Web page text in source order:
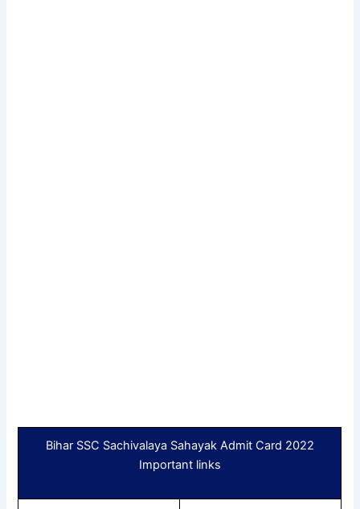
Bihar SSC Sachivalaya Sahayak Admit Card 2022
Important links